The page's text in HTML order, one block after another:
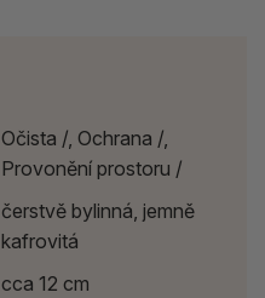
Očista /, Ochrana /,
Provonění prostoru /
čerstvě bylinná, jemně
kafrovitá
cca 12 cm